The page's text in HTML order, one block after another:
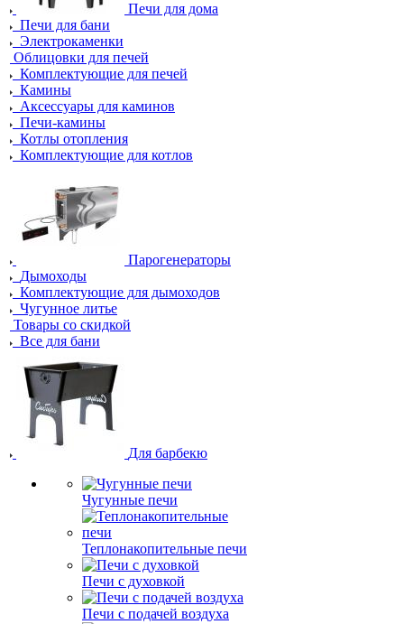
Печи для дома
Печи для бани
Электрокаменки
Облицовки для печей
Комплектующие для печей
Камины
Аксессуары для каминов
Печи-камины
Котлы отопления
Комплектующие для котлов
Парогенераторы
Дымоходы
Комплектующие для дымоходов
Чугунное литье
Товары со скидкой
Все для бани
Для барбекю
Чугунные печи
Теплонакопительные печи
Печи с духовкой
Печи с подачей воздуха